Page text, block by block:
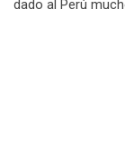
dado al Perú